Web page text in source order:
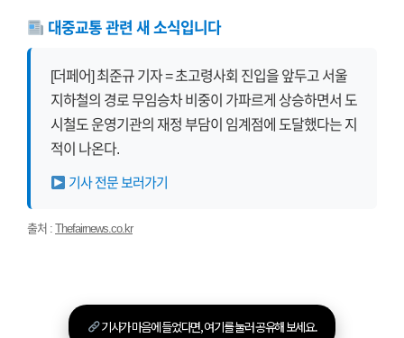
대중교통 관련 새 소식입니다
[더페어] 최준규 기자 = 초고령사회 진입을 앞두고 서울
지하철의 경로 무임승차 비중이 가파르게 상승하면서 도
시철도 운영기관의 재정 부담이 임계점에 도달했다는 지
적이 나온다.
기사 전문 보러가기
출처 : Thefairnews.co.kr
기사가 마음에 들었다면, 여기를 눌러 공유해 보세요.